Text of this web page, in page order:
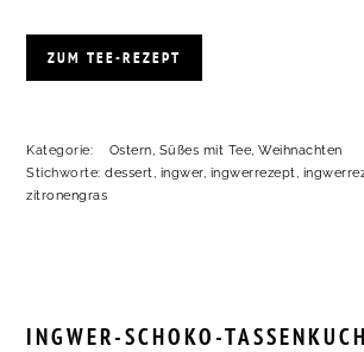
ZUM TEE-REZEPT
Kategorie: Ostern Süßes mit Tee ,Weihnachten
Stichworte:dessert ingwer, ingwerrezept
zitronengras
INGWER-SCHOKO-